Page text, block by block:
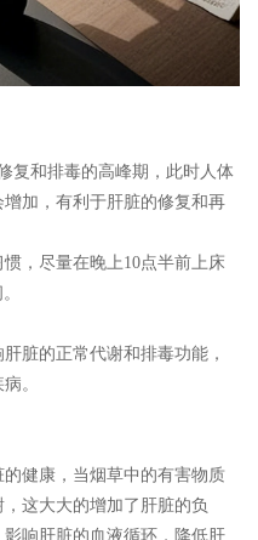
复和排毒的高峰期，此时人体
加，有利于肝脏的修复和再
，尽量在晚上10点半前上床
脏的正常代谢和排毒功能，
。
健康，当烟草中的有害物质
这大大的增加了肝脏的负
响肝脏的血液循环，降低肝